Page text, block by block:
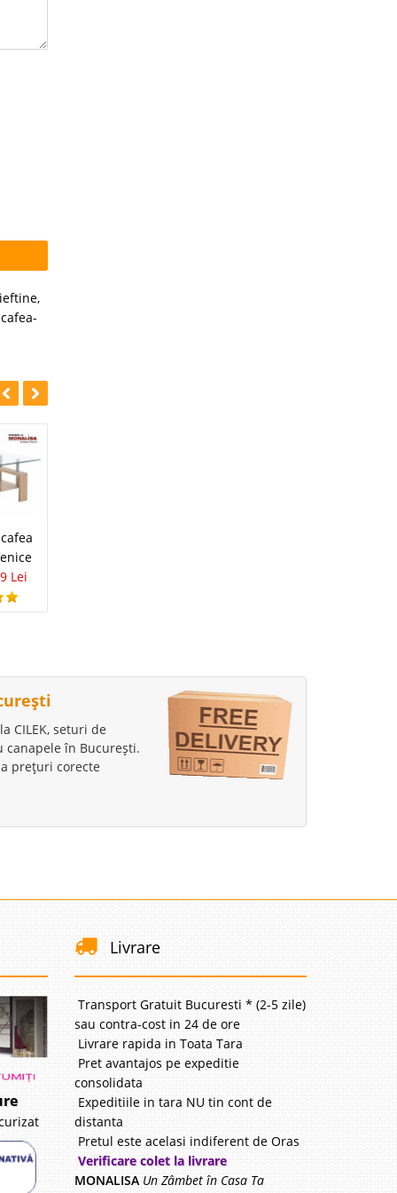
,
Lei
CILEK, seturi de
în București.
prețuri corecte
Livrare
Transport Gratuit Bucuresti * (2-5 zile)
sau contra-cost in 24 de ore
Livrare rapida in Toata Tara
Pret avantajos pe expeditie
consolidata
Expeditiile in tara NU tin cont de
distanta
Pretul este acelasi indiferent de Oras
Verificare colet la livrare
MONALISA Un Zâmbet în Casa Ta